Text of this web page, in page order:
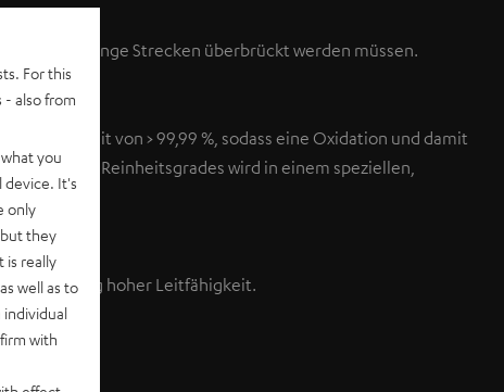
nur geringe Strecken überbrückt werden müssen.
Reinheit von > 99,99 %, sodass eine Oxidation und damit
höchsten Reinheitsgrades wird in einem speziellen,
Zeitraum.
gleichzeitig hoher Leitfähigkeit.
For this
also from
you
device. It's
only
they
is really
well as to
individual
with